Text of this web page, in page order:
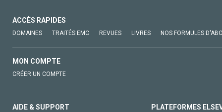
ACCÈS RAPIDES
DOMAINES TRAITÉS EMC REVUES LIVRES NOS FORMULES
MON COMPTE
CRÉER UN COMPTE
AIDE & SUPPORT PLATEFORMES